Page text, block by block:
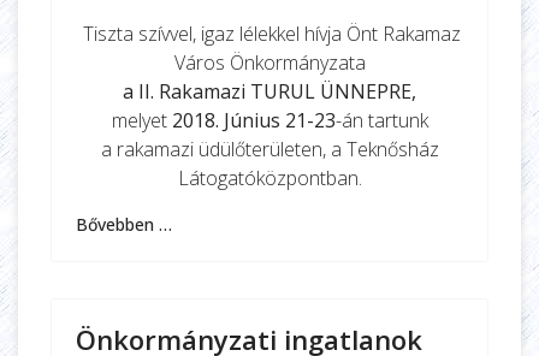
Tiszta szívvel, igaz lélekkel hívja Önt Rakamaz
Város Önkormányzata
a II. Rakamazi TURUL ÜNNEPRE,
melyet 2018. Június 21-23-án tartunk
a rakamazi üdülőterületen, a Teknősház
Látogatóközpontban.
Bővebben …
Önkormányzati ingatlanok